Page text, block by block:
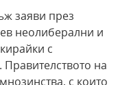
заяви през
неолиберални и
с
на
с които